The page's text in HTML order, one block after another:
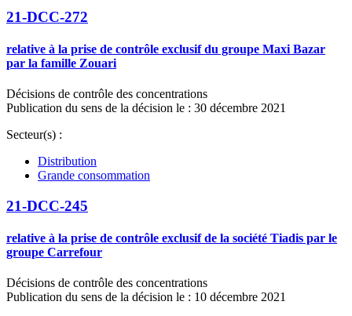
21-DCC-272
relative à la prise de contrôle exclusif du groupe Maxi Bazar
par la famille Zouari
Décisions de contrôle des concentrations
Publication du sens de la décision le : 30 décembre 2021
Secteur(s) :
Distribution
Grande consommation
21-DCC-245
relative à la prise de contrôle exclusif de la société Tiadis par le
groupe Carrefour
Décisions de contrôle des concentrations
Publication du sens de la décision le : 10 décembre 2021